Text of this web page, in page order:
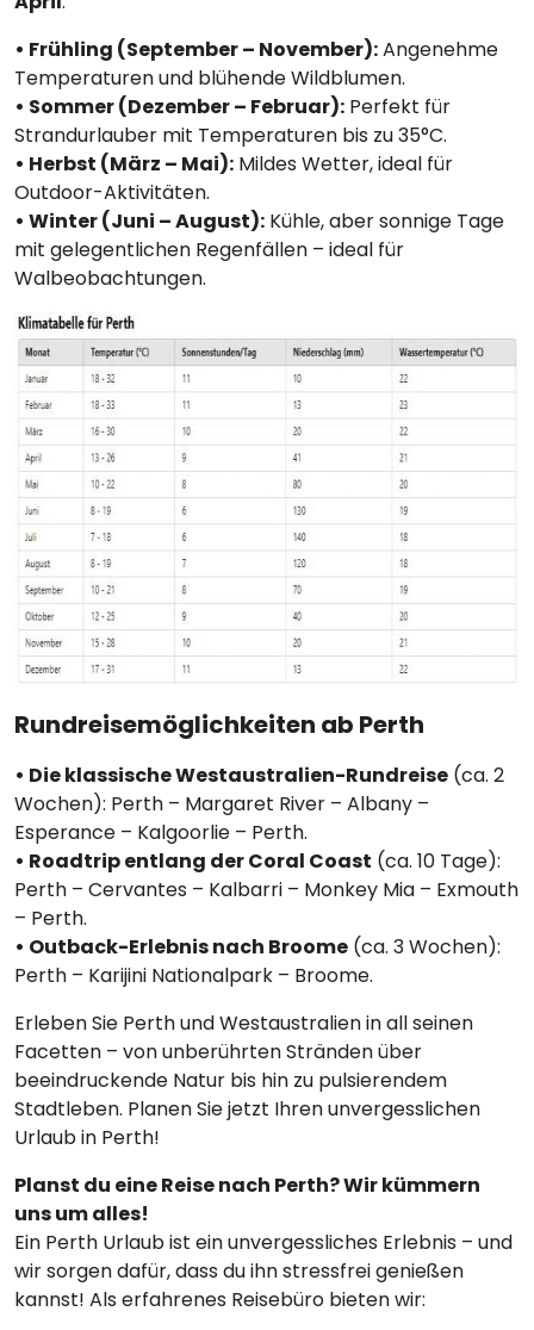
• Frühling (September – November):Angenehme
Temperaturen und blühende Wildblumen.
• Sommer (Dezember – Februar): Perfekt für
Strandurlauber mit Temperaturen bis zu 35°C.
• Herbst (März – Mai): Mildes Wetter, ideal für
Outdoor-Aktivitäten.
• Winter (Juni – August): Kühle, aber sonnige Tage
mit gelegentlichen Regenfällen – ideal für
Walbeobachtungen.
Rundreisemöglichkeiten ab Perth
• Die klassische Westaustralien-Rundreise (ca. 2
Wochen): Perth – Margaret River – Albany –
Esperance – Kalgoorlie – Perth.
• Roadtrip entlang der Coral Coast (ca. 10 Tage):
Perth – Cervantes – Kalbarri – Monkey Mia – Exmouth
– Perth.
• Outback-Erlebnis nach Broome (ca. 3 Wochen):
Perth – Karijini Nationalpark – Broome.
Erleben Sie Perth und Westaustralien in all seinen
Facetten – von unberührten Stränden über
beeindruckende Natur bis hin zu pulsierendem
Stadtleben. Planen Sie jetzt Ihren unvergesslichen
Urlaub in Perth!
Planst du eine Reise nach Perth? Wir kümmern
uns um alles!
Ein Perth Urlaub ist ein unvergessliches Erlebnis – und
wir sorgen dafür, dass du ihn stressfrei genießen
kannst! Als erfahrenes Reisebüro bieten wir: